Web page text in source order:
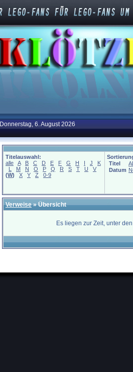
Donnerstag, 6. August 2026
Titelauswahl:
alle
A B C D E F G H I J
K
L
M N O P Q R S T U
V
(W) X Y Z 0-9
Titel
Datum
Verweise» Übersicht
Es liegen zur Zeit, unter